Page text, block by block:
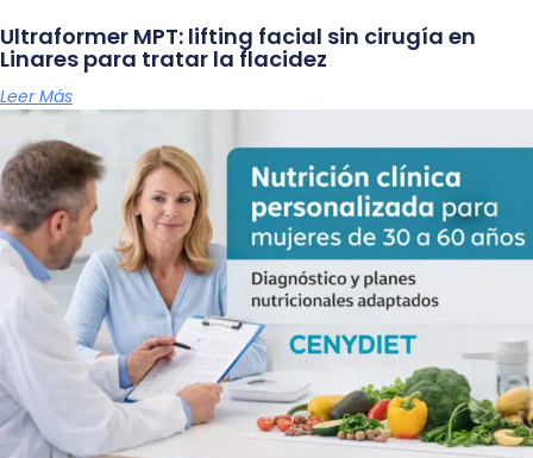
Ultraformer MPT: lifting facial sin cirugía en
Linares para tratar la flacidez
Leer Más